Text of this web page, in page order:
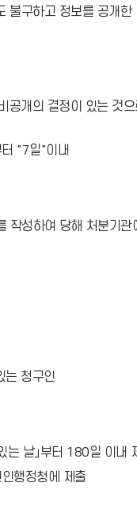
불구하고 정보를 공개한
공개의 결정이 있는 것
"7일"이내
작성하여 당해 처분기관
는 청구인
는 날」부터 180일 이내
행정청에 제출